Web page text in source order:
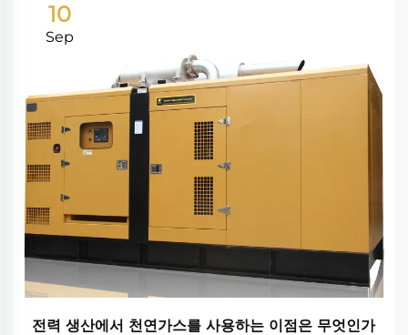
10
Sep
전력 생산에서 천연가스를 사용하는 이점은 무엇인가